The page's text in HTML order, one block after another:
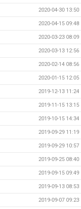
2020-04-30 13:50
2020-04-15 09:48
2020-03-23 08:09
2020-03-13 12:56
2020-02-14 08:56
2020-01-15 12:05
2019-12-13 11:24
2019-11-15 13:15
2019-10-15 14:34
2019-09-29 11:19
2019-09-29 10:57
2019-09-25 08:40
2019-09-15 09:49
2019-09-13 08:53
2019-09-07 09:23